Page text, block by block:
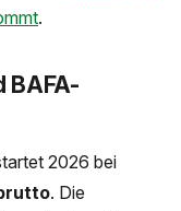
.
BAFA-
2026 bei
. Die